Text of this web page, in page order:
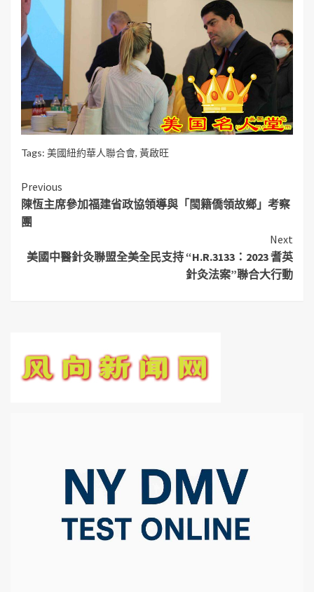
Tags: 美國紐約華人聯合會, 黃啟旺
Continue
Reading
Previous
陳恆主席參加福建省政協領導與「閩籍僑領故鄉」考察
團
Next
美國中醫針灸聯盟全美全民支持 “H.R.3133：2023 耆英
針灸法案”聯合大行動